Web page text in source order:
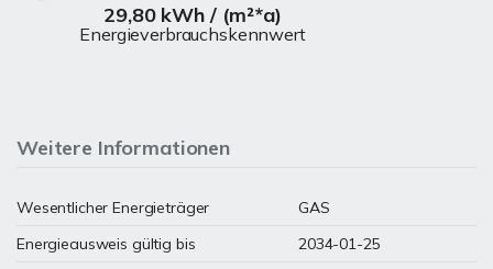
29,80 kWh / (m²*a)
Energieverbrauchskennwert
Weitere Informationen
Wesentlicher Energieträger
GAS
Energieausweis gültig bis
2034-01-25